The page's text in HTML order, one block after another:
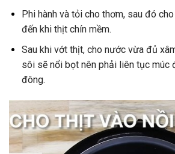
Phi hành và tỏi cho thơm, sau đó cho
đến khi thịt chín mềm.
Sau khi vớt thịt, cho nước vừa đủ
sôi sẽ nổi bọt nên phải liên tục múc
đông.